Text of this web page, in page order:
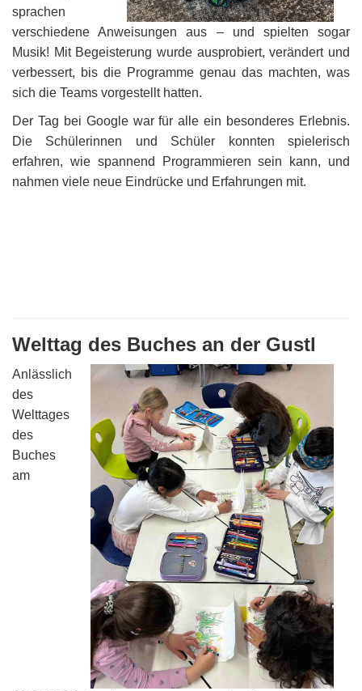
sprachen
verschiedene Anweisungen aus – und spielten sogar
Musik! Mit Begeisterung wurde ausprobiert, verändert und
verbessert, bis die Programme genau das machten, was
sich die Teams vorgestellt hatten.
Der Tag bei Google war für alle ein besonderes Erlebnis.
Die Schülerinnen und Schüler konnten spielerisch
erfahren, wie spannend Programmieren sein kann, und
nahmen viele neue Eindrücke und Erfahrungen mit.
Welttag des Buches an der Gustl
Anlässlich
des
Welttages
des
Buches
am